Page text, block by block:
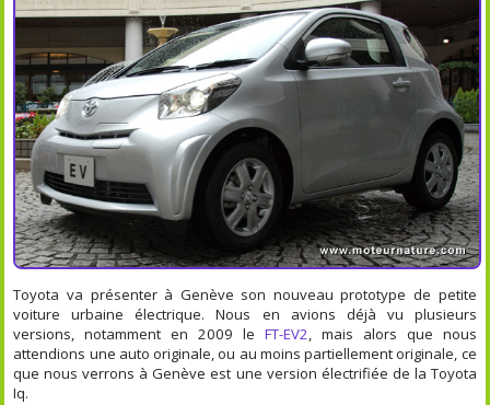
Toyota va présenter à Genève son nouveau prototype de petite
voiture urbaine électrique. Nous en avions déjà vu plusieurs
versions, notamment en 2009 le FT-EV2, mais alors que nous
attendions une auto originale, ou au moins partiellement originale, ce
que nous verrons à Genève est une version électrifiée de la Toyota
Iq.